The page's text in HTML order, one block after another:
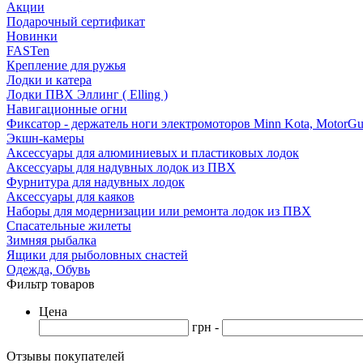
Акции
Подарочный сертификат
Новинки
FASTen
Крепление для ружья
Лодки и катера
Лодки ПВХ Эллинг ( Elling )
Навигационные огни
Фиксатор - держатель ноги электромоторов Minn Kota,
Экшн-камеры
Аксессуары для алюминиевых и пластиковых лодок
Аксессуары для надувных лодок из ПВХ
Фурнитура для надувных лодок
Аксессуары для каяков
Наборы для модернизации или ремонта лодок из ПВХ
Спасательные жилеты
Зимняя рыбалка
Ящики для рыболовных снастей
Одежда, Обувь
Фильтр товаров
Цена
грн -
Отзывы покупателей